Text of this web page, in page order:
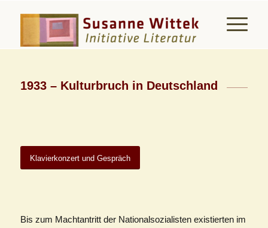
1933 – Kulturbruch in Deutschland
Klavierkonzert und Gespräch
Bis zum Machtantritt der Nationalsozialisten existierten im